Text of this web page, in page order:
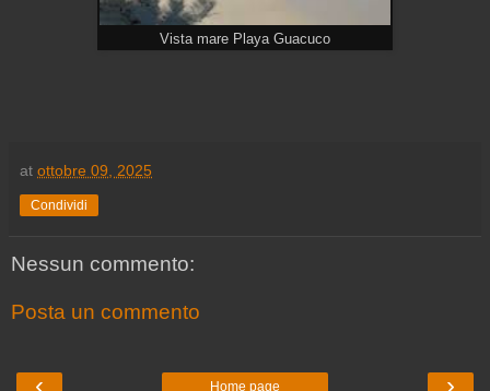
Vista mare Playa Guacuco
at ottobre 09, 2025
Condividi
Nessun commento:
Posta un commento
Home page